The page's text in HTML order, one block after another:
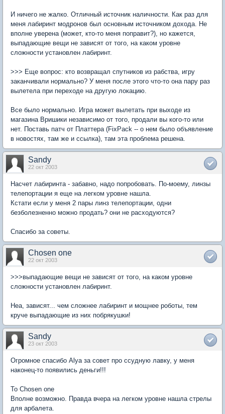
И ничего не жалко. Отличный источник наличности. Как раз для
меня лабиринт модронов был основным источником дохода. Не
вполне уверена (может, кто-то меня поправит?), но кажется,
выпадающие вещи не зависят от того, на каком уровне
сложности установлен лабиринт.
>>> Еще вопрос: кто возвращал спутников из рабства, игру
заканчивали нормально? У меня после этого что-то она пару раз
вылетела при переходе на другую локацию.
Все было нормально. Игра может вылетать при выходе из
магазина Вришики независимо от того, продали вы кого-то или
нет. Поставь патч от Платтера (FixPack -- о нем было объявление
в новостях, там же и ссылка), там эта проблема решена.
Sandy
22 окт 2003
Насчет лабиринта - забавно, надо попробовать. По-моему, линзы
телепортации я еще на легком уровне нашла.
Кстати если у меня 2 пары линз телепортации, одни
безболезненно можно продать? они не расходуются?
Спасибо за советы.
Chosen one
22 окт 2003
>>>выпадающие вещи не зависят от того, на каком уровне
сложности установлен лабиринт.
Неа, зависят... чем сложнее лабиринт и мощнее роботы, тем
круче выпадающие из них побрякушки!
Sandy
23 окт 2003
Огромное спасибо Alya за совет про ссудную лавку, у меня
наконец-то появились деньги!!!
To Chosen one
Вполне возможно. Правда вчера на легком уровне нашла стрелы
для арбалета.